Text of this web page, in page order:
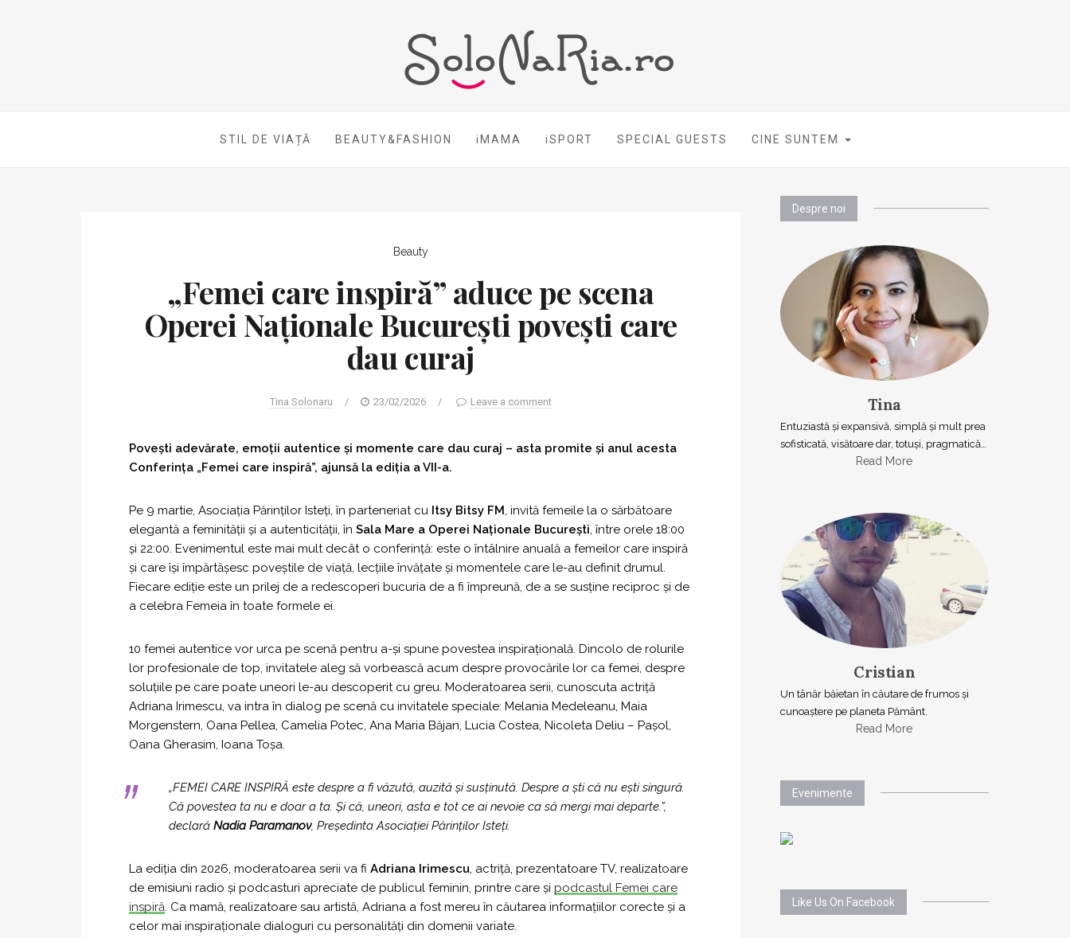
STIL DE VIAȚĂ BEAUTY&FASHION iMAMA iSPORT SPECIAL GUESTS CINE SUNTEM
Beauty
„Femei care inspiră” aduce pe scena
Operei Naționale București povești care
dau curaj
Tina Solonaru / 23/02/2026 / Leave a comment
Povești adevărate, emoții autentice și momente care dau curaj – asta promite și anul acesta
Conferința „Femei care inspiră”, ajunsă la ediția a VII-a.
Pe 9 martie, Asociația Părinților Isteți, în parteneriat cu Itsy Bitsy FM, invită femeile la o sărbătoare
elegantă a feminității și a autenticității, în Sala Mare a Operei Naționale București, între orele 18:00
și 22:00. Evenimentul este mai mult decât o conferință: este o întâlnire anuală a femeilor care inspiră
și care își împărtășesc poveștile de viață, lecțiile învățate și momentele care le-au definit drumul.
Fiecare ediție este un prilej de a redescoperi bucuria de a fi împreună, de a se susține reciproc și de
a celebra Femeia în toate formele ei.
10 femei autentice vor urca pe scenă pentru a-și spune povestea inspirațională. Dincolo de rolurile
lor profesionale de top, invitatele aleg să vorbească acum despre provocările lor ca femei, despre
soluțiile pe care poate uneori le-au descoperit cu greu. Moderatoarea serii, cunoscuta actriță
Adriana Irimescu, va intra în dialog pe scenă cu invitatele speciale: Melania Medeleanu, Maia
Morgenstern, Oana Pellea, Camelia Potec, Ana Maria Băjan, Lucia Costea, Nicoleta Deliu – Pașol,
Oana Gherasim, Ioana Toșa.
„FEMEI CARE INSPIRĂ este despre a fi văzută, auzită și susținută. Despre a ști că nu ești singură.
Că povestea ta nu e doar a ta. Și că, uneori, asta e tot ce ai nevoie ca să mergi mai departe.”,
declară Nadia Paramanov, Președinta Asociației Părinților Isteți.
La ediția din 2026, moderatoarea serii va fi Adriana Irimescu, actriță, prezentatoare TV, realizatoare
de emisiuni radio și podcasturi apreciate de publicul feminin, printre care și podcastul Femei care
inspiră. Ca mamă, realizatoare sau artistă, Adriana a fost mereu în căutarea informațiilor corecte și a
celor mai inspiraționale dialoguri cu personalități din domenii variate.
Despre noi
Tina
Entuziastă şi expansivă, simplă şi mult prea
sofisticată, visătoare dar, totuşi, pragmatică…
Read More
Cristian
Un tânăr băietan în căutare de frumos și
cunoaștere pe planeta Pământ.
Read More
Evenimente
Like Us On Facebook